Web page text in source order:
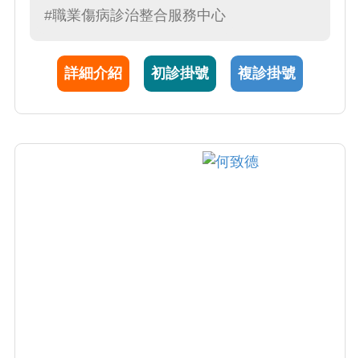
#職業傷病診治整合服務中心
詳細介紹 初診掛號 複診掛號